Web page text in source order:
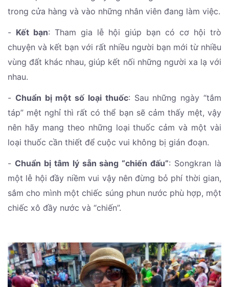
trong cửa hàng và vào những nhân viên đang làm việc.
- Kết bạn: Tham gia lễ hội giúp bạn có cơ hội trò
chuyện và kết bạn với rất nhiều người bạn mới từ nhiều
vùng đất khác nhau, giúp kết nối những người xa lạ với
nhau.
- Chuẩn bị một số loại thuốc: Sau những ngày “tắm
táp” mệt nghỉ thì rất có thể bạn sẽ cảm thấy mệt, vậy
nên hãy mang theo những loại thuốc cảm và một vài
loại thuốc cần thiết để cuộc vui không bị gián đoạn.
- Chuẩn bị tâm lý sẵn sàng “chiến đấu”: Songkran là
một lễ hội đầy niềm vui vậy nên đừng bỏ phí thời gian,
sắm cho mình một chiếc súng phun nước phù hợp, một
chiếc xô đầy nước và “chiến”.